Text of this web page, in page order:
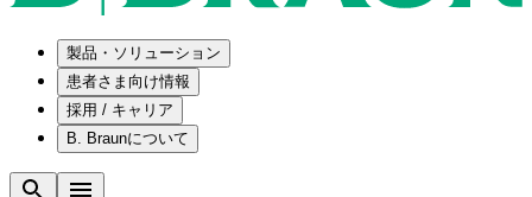
製品・ソリューション
ソリューション
患者さま向け情報
採用 / キャリア
B. Braunについて